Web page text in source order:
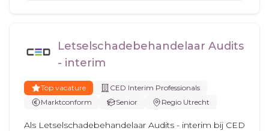
Letselschadebehandelaar Audits
- interim
Top vacature
CED Interim Professionals
Marktconform
Senior Regio Utrecht
Als Letselschadebehandelaar Audits - interim bij CED